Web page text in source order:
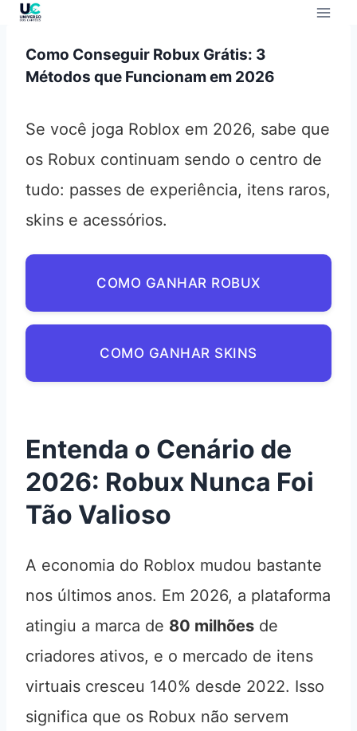
Como Conseguir Robux Grátis: 3
Métodos que Funcionam em 2026
Se você joga Roblox em 2026, sabe que
os Robux continuam sendo o centro de
tudo: passes de experiência, itens raros,
skins e acessórios.
COMO GANHAR ROBUX
COMO GANHAR SKINS
Entenda o Cenário de
2026: Robux Nunca Foi
Tão Valioso
A economia do Roblox mudou bastante
nos últimos anos. Em 2026, a plataforma
atingiu a marca de 80 milhões de
criadores ativos, e o mercado de itens
virtuais cresceu 140% desde 2022. Isso
significa que os Robux não servem